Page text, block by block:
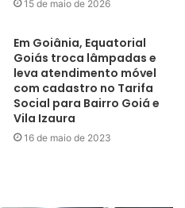
15 de maio de 2026
Em Goiânia, Equatorial
Goiás troca lâmpadas e
leva atendimento móvel
com cadastro no Tarifa
Social para Bairro Goiá e
Vila Izaura
16 de maio de 2023